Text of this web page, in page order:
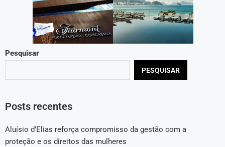
Pesquisar
PESQUISAR
Posts recentes
Aluísio d’Elias reforça compromisso da gestão com a
proteção e os direitos das mulheres